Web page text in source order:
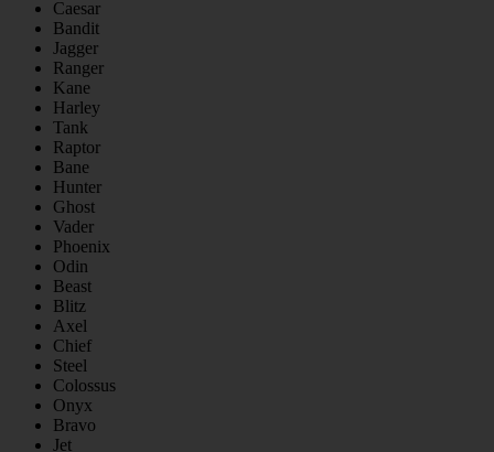
Caesar
Bandit
Jagger
Ranger
Kane
Harley
Tank
Raptor
Bane
Hunter
Ghost
Vader
Phoenix
Odin
Beast
Blitz
Axel
Chief
Steel
Colossus
Onyx
Bravo
Jet